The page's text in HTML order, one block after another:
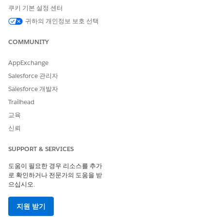
유효성 검사는 선택 사항이지만 마이그레이션 후 모든 기능이
마이그레이션에 성공한 후 마이그레이션된 직원 사용자에게 필
수 권한 집합을 할당합니다. 직원 활성화 프로그램 통합 직원 사
좋습니다.
개선을 위한 의견을 보내주세요.
예
쿠키 기본 설정 센터
귀하의 개인정보 보호 선택
COMMUNITY
AppExchange
Salesforce 관리자
Salesforce 개발자
Trailhead
교육
신뢰
SUPPORT & SERVICES
도움이 필요한 경우 리소스를 추가
로 확인하거나 전문가의 도움을 받
으십시오.
지원 받기